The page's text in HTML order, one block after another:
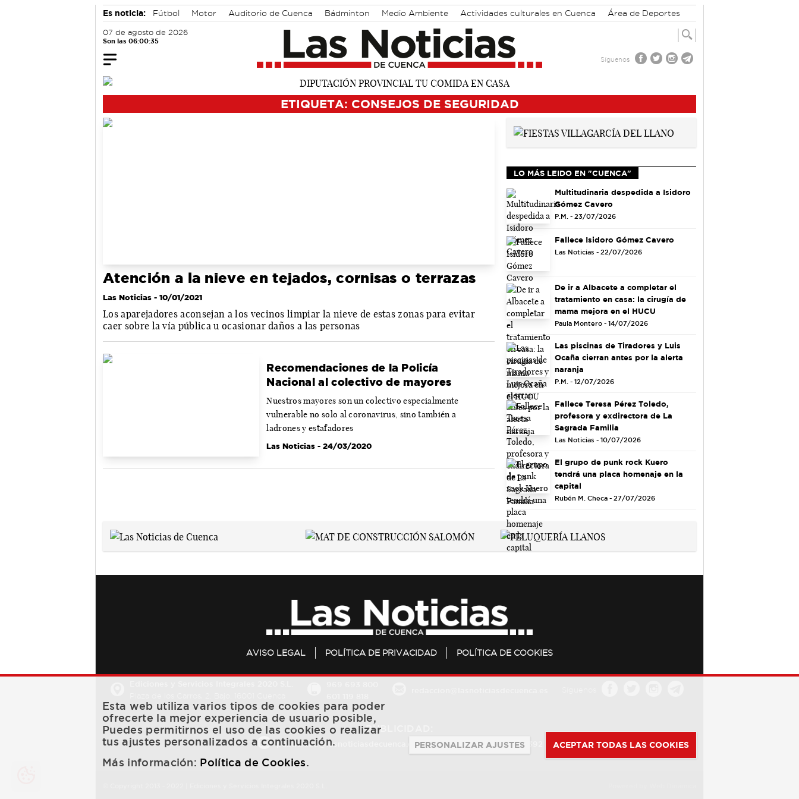
Es noticia: Fútbol Motor Auditorio de Cuenca Bádminton Medio Ambiente Actividades culturales en Cuenca Área de Deportes
07 de agosto de 2026
Son las 06:00:35
Síguenos
ETIQUETA: CONSEJOS DE SEGURIDAD
Atención a la nieve en tejados, cornisas o terrazas
Las Noticias - 10/01/2021
Los aparejadores aconsejan a los vecinos limpiar la nieve de estas zonas para evitar
caer sobre la vía pública u ocasionar daños a las personas
Recomendaciones de la Policía
Nacional al colectivo de mayores
Nuestros mayores son un colectivo especialmente
vulnerable no solo al coronavirus, sino también a
ladrones y estafadores
Las Noticias - 24/03/2020
LO MÁS LEIDO EN "CUENCA"
Multitudinaria despedida a Isidoro
Gómez Cavero
P.M. - 23/07/2026
Fallece Isidoro Gómez Cavero
Las Noticias - 22/07/2026
De ir a Albacete a completar el
tratamiento en casa: la cirugía de
mama mejora en el HUCU
Paula Montero - 14/07/2026
Las piscinas de Tiradores y Luis
Ocaña cierran antes por la alerta
naranja
P.M. - 12/07/2026
Fallece Teresa Pérez Toledo,
profesora y exdirectora de La
Sagrada Familia
Las Noticias - 10/07/2026
El grupo de punk rock Kuero
tendrá una placa homenaje en la
capital
Rubén M. Checa - 27/07/2026
AVISO LEGAL POLÍTICA DE PRIVACIDAD POLÍTICA DE COOKIES
PUBLICIDAD:
publicidad@lasnoticiasdecuenca.es 684 126 573 / 670 726 392
Esta web utiliza varios tipos de cookies para poder
ofrecerte la mejor experiencia de usuario posible,
Puedes permitirnos el uso de las cookies o realizar
tus ajustes personalizados a continuación.
Más información: Política de Cookies.
PERSONALIZAR AJUSTES ACEPTAR TODAS LAS COOKIES